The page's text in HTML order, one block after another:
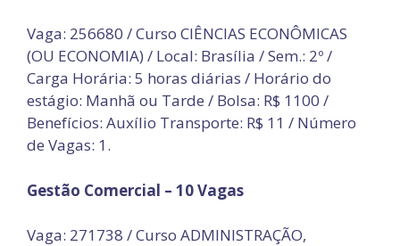
Vaga: 256680 / Curso CIÊNCIAS ECONÔMICAS
(OU ECONOMIA) / Local: Brasília / Sem.: 2º /
Carga Horária: 5 horas diárias / Horário do
estágio: Manhã ou Tarde / Bolsa: R$ 1100 /
Benefícios: Auxílio Transporte: R$ 11 / Número
de Vagas: 1.
Gestão Comercial – 10 Vagas
Vaga: 271738 / Curso ADMINISTRAÇÃO,